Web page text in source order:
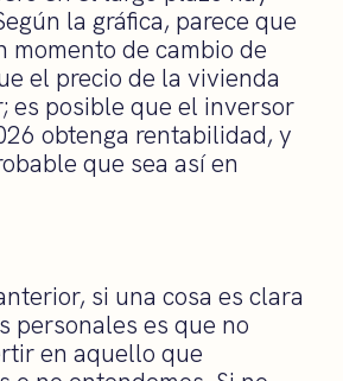
la gráfica, parece que
momento de cambio de
el precio de la vivienda
es posible que el inversor
obtenga rentabilidad, y
que sea así en
si una cosa es clara
personales es que no
en aquello que